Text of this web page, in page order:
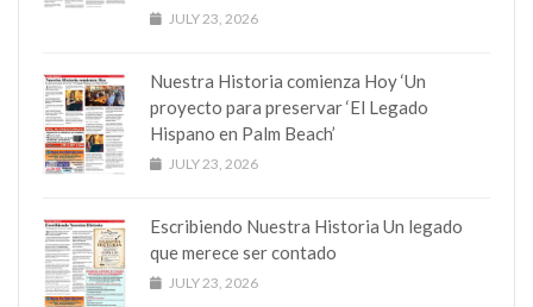
JULY 23, 2026
Nuestra Historia comienza Hoy ‘Un
proyecto para preservar ‘El Legado
Hispano en Palm Beach’
JULY 23, 2026
Escribiendo Nuestra Historia Un legado
que merece ser contado
JULY 23, 2026